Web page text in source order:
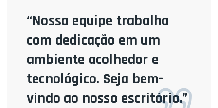
“Nossa equipe trabalha
com dedicação em um
ambiente acolhedor e
tecnológico. Seja bem-
vindo ao nosso escritório.”